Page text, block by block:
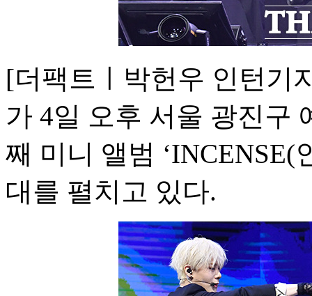
[더팩트ㅣ박헌우 인턴기
가 4일 오후 서울 광진구
째 미니 앨범 ‘INCENSE(
대를 펼치고 있다.